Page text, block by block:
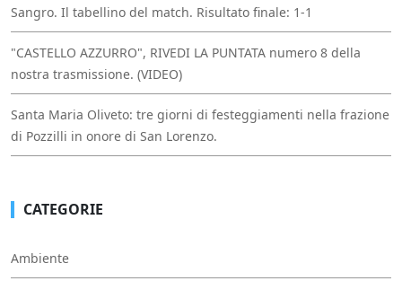
Sangro. Il tabellino del match. Risultato finale: 1-1
"CASTELLO AZZURRO", RIVEDI LA PUNTATA numero 8 della
nostra trasmissione. (VIDEO)
Santa Maria Oliveto: tre giorni di festeggiamenti nella frazione
di Pozzilli in onore di San Lorenzo.
CATEGORIE
Ambiente